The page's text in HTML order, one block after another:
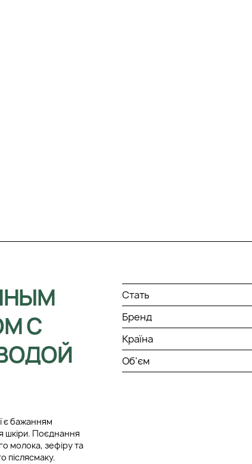
С
є бажанням
шкіри. Поєднання
молока, зефіру та
післясмаку.
Стать
Бренд
Країна
Об'єм